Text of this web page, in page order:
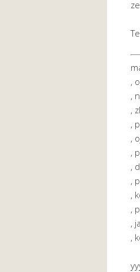
,
,
,
,
,
,
,
,
,
,
,
,